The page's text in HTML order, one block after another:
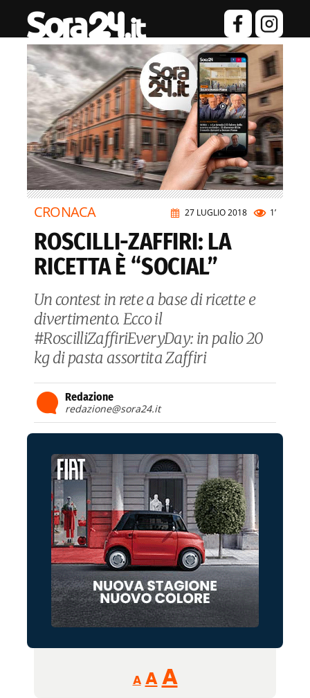
27 LUGLIO 2018 1’
CRONACA
ROSCILLI-ZAFFIRI: LA
RICETTA È “SOCIAL”
Un contest in rete a base di ricette e
divertimento. Ecco il
#RoscilliZaffiriEveryDay: in palio 20
kg di pasta assortita Zaffiri
Redazione
redazione@sora24.it
A
Reducir
tamaño
A Restablecer
AAumentar